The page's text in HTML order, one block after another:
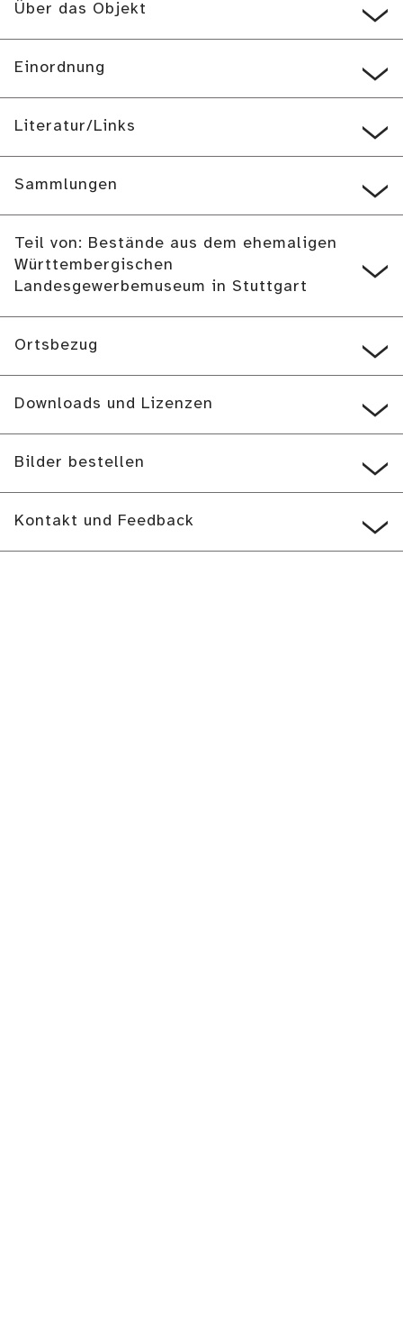
Über das Objekt
Einordnung
Literatur/Links
Sammlungen
Teil von: Bestände aus dem ehemaligen
Württembergischen
Landesgewerbemuseum in Stuttgart
Ortsbezug
Downloads und Lizenzen
Bilder bestellen
Kontakt und Feedback